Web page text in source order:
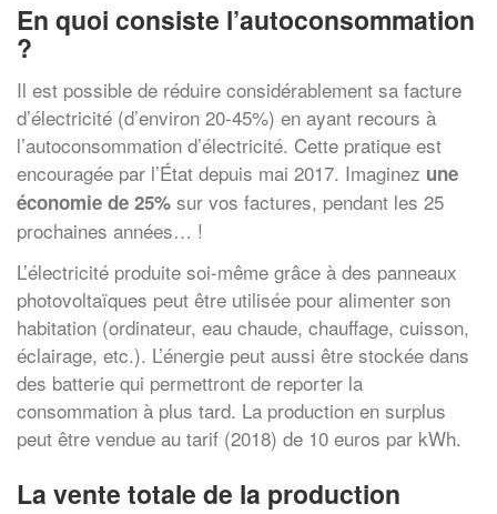
En quoi consiste l’autoconsommation
?
Il est possible de réduire considérablement sa facture
d’électricité (d’environ 20-45%) en ayant recours à
l’autoconsommation d’électricité. Cette pratique est
encouragée par l’État depuis mai 2017. Imaginez une
économie de 25% sur vos factures, pendant les 25
prochaines années… !
L’électricité produite soi-même grâce à des panneaux
photovoltaïques peut être utilisée pour alimenter son
habitation (ordinateur, eau chaude, chauffage, cuisson,
éclairage, etc.). L’énergie peut aussi être stockée dans
des batterie qui permettront de reporter la
consommation à plus tard. La production en surplus
peut être vendue au tarif (2018) de 10 euros par kWh.
La vente totale de la production